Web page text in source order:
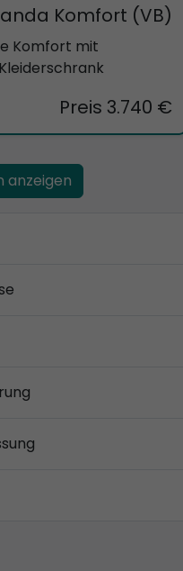
Komfort (VB)
Komfort mit
Preis 3.740 €
anzeigen